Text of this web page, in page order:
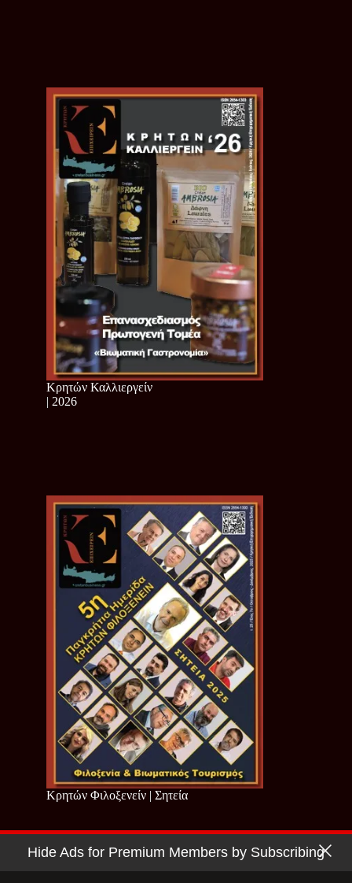
Κρητών Καλλιεργείν
| 2026
Κρητών Φιλοξενείν | Σητεία
Copyright © 2026 - Cretan Business | Κρητών Επιχειρείν
Hide Ads for Premium Members by Subscribing